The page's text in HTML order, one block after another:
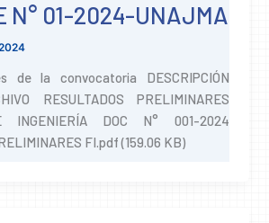
N° 01-2024-UNAJMA
de la convocatoria DESCRIPCIÓN
RESULTADOS PRELIMINARES
INGENIERÍA DOC N° 001-2024
FI.pdf (159.06 KB)